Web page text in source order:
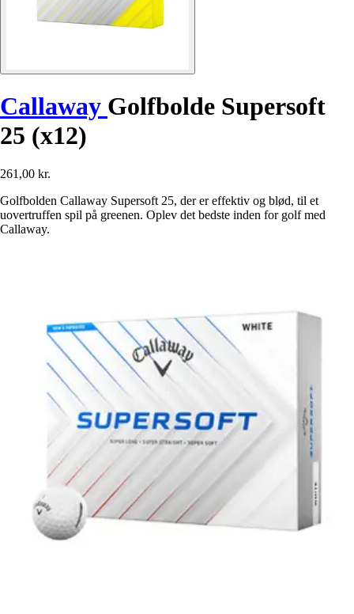
Callaway Golfbolde Supersoft
25 (x12)
261,00 kr.
Golfbolden Callaway Supersoft 25, der er effektiv og blød, til et
uovertruffen spil på greenen. Oplev det bedste inden for golf med
Callaway.